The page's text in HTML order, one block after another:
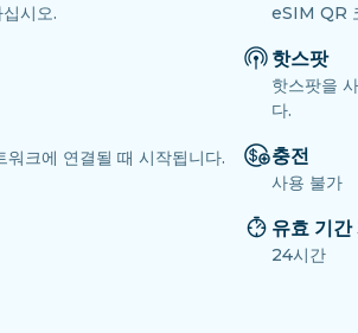
시오.
크에 연결될 때 시작됩니다.
eSIM QR
핫스팟
핫스팟을
다.
충전
사용 불가
유효 기간
24시간